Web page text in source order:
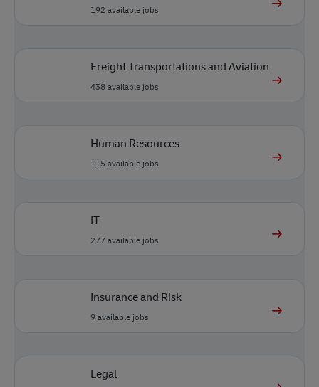
192 available jobs
Freight Transportations and Aviation
438available jobs
Human Resources
115 available jobs
IT
277 available jobs
Insurance and Risk
9available jobs
Legal